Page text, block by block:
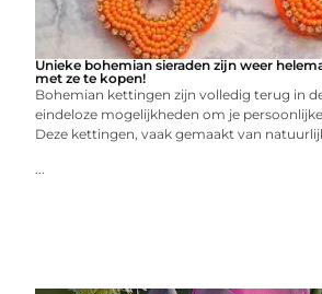
Unieke bohemian sieraden zijn weer
met ze te kopen!
Bohemian kettingen zijn volledig terug in
eindeloze mogelijkheden om je
Deze kettingen, vaak gemaakt van
...